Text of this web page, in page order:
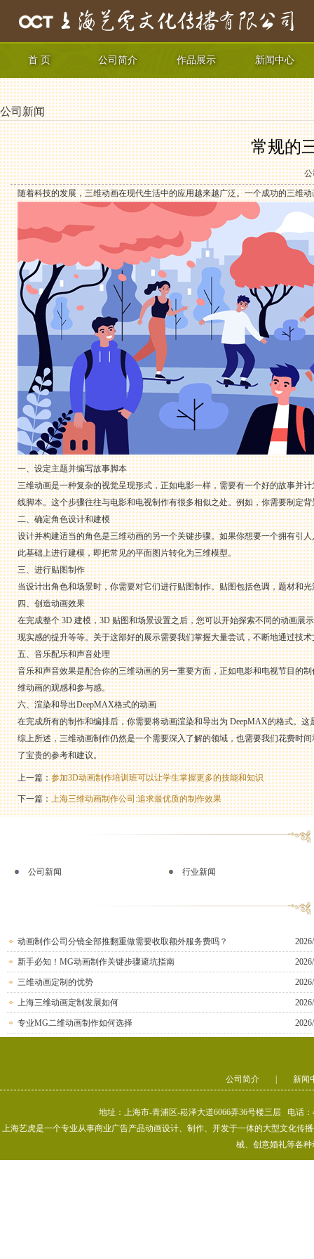
首 页 公司简介 作品展示 新闻中心
公司新闻
常规的
公
随着科技的发展，三维动画在现代生活中的应用越来越广泛。一个成功的三维
一、设定主题并编写故事脚本
三维动画是一种复杂的视觉呈现形式，正如电影一样，需要有一个好的故事并
线脚本。这个步骤往往与电影和电视制作有很多相似之处。例如，你需要制定
二、确定角色设计和建模
设计并构建适当的角色是三维动画的另一个关键步骤。如果你想要一个拥有引
此基础上进行建模，即把常见的平面图片转化为三维模型。
三、进行贴图制作
当设计出角色和场景时，你需要对它们进行贴图制作。贴图包括色调，题材和
四、创造动画效果
在完成整个 3D 建模，3D 贴图和场景设置之后，您可以开始探索不同的动画
现实感的提升等等。关于这部好的展示需要我们掌握大量尝试，不断地通过技
五、音乐配乐和声音处理
音乐和声音效果是配合你的三维动画的另一重要方面，正如电影和电视节目的
维动画的观感和参与感。
六、渲染和导出DeepMAX格式的动画
在完成所有的制作和编排后，你需要将动画渲染和导出为 DeepMAX的格式。
综上所述，三维动画制作仍然是一个需要深入了解的领域，也需要我们花费时
了宝贵的参考和建议。
上一篇：参加3D动画制作培训班可以让学生掌握更多的技能和知识
下一篇：上海三维动画制作公司:追求最优质的制作效果
公司新闻 行业新闻
动画制作公司分镜全部推翻重做需要收取额外服务费吗？
新手必知！MG动画制作关键步骤避坑指南
三维动画定制的优势
上海三维动画定制发展如何
专业MG二维动画制作如何选择
公司简介 新闻
地址：上海市-青浦区-崧泽大道6066弄36号楼三层 电话
上海艺虎是一个专业从事商业广告产品动画设计、制作、开发于一体的大型文化传
械、创意婚礼等各